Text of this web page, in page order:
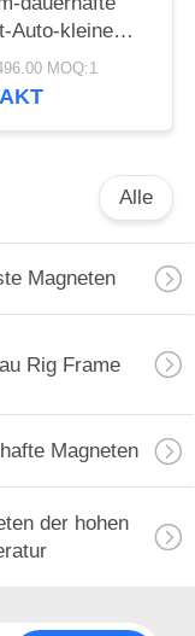
Auto-kleine
Magneten
MOQ:1
Alle
Magneten
Rig Frame
Magneten
der hohen